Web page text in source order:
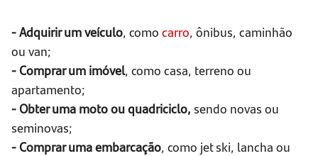
- Adquirir um veículo, como carro, ônibus, caminhão
ou van;
- Comprar um imóvel, como casa, terreno ou
apartamento;
- Obter uma moto ou quadriciclo, sendo novas ou
seminovas;
- Comprar uma embarcação, como jet ski, lancha ou